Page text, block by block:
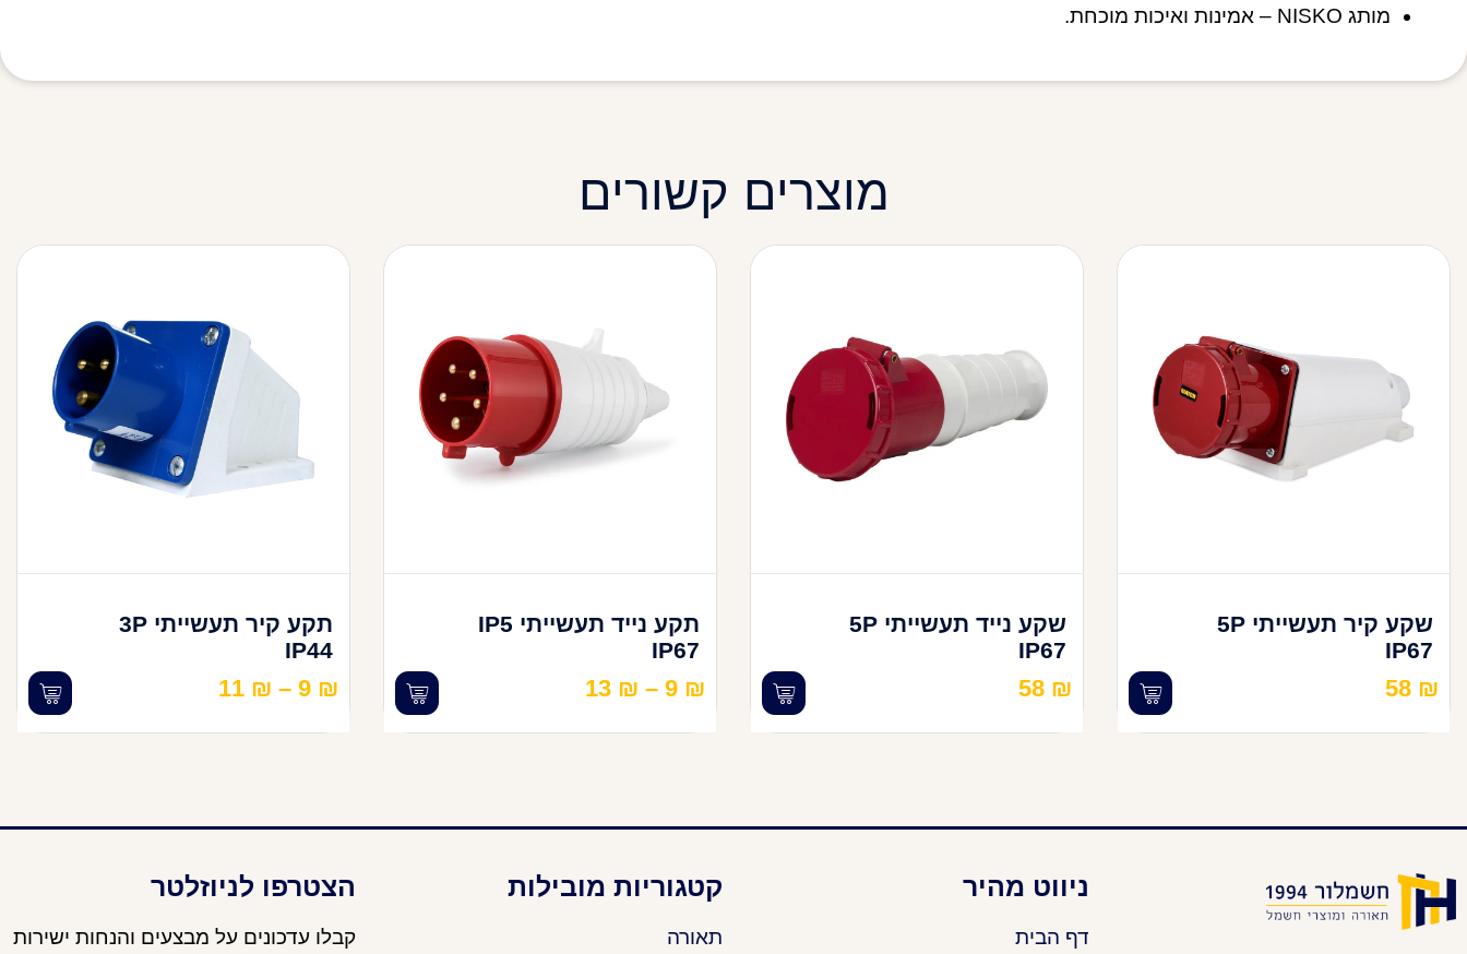
מותג NISKO – אמינות ואיכות מוכחת.
מוצרים קשורים
שקע קיר תעשייתי 5P
IP67
58 ₪
שקע נייד תעשייתי 5P
IP67
58 ₪
תקע נייד תעשייתי IP5
IP67
9 ₪
–
13 ₪
תקע קיר תעשייתי 3P
IP44
9 ₪
–
11 ₪
ניווט מהיר
דף הבית
קטגוריות מובילות
תאורה
הצטרפו לניוזלטר
קבלו עדכונים על מבצעים והנחות ישירות